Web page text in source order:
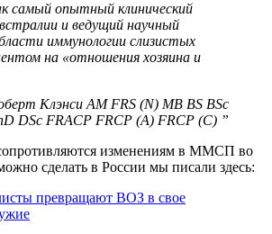
самый опытный клинический
и ведущий научный
иммунологии слизистых
на «отношения хозяина и
Клэнси AM FRS (N) MB BS BSc
DSc FRACP FRCP (A) FRCP (C) ”
изменениям в ММСП во
сделать в России мы писали здесь:
превращают ВОЗ в свое